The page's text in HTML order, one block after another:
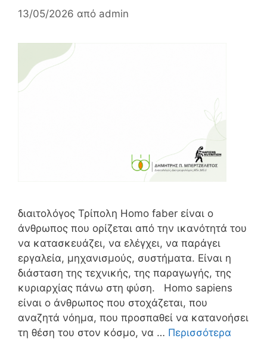
13/05/2026 από admin
διαιτολόγος Τρίπολη Homo faber είναι ο
άνθρωπος που ορίζεται από την ικανότητά του
να κατασκευάζει, να ελέγχει, να παράγει
εργαλεία, μηχανισμούς, συστήματα. Είναι η
διάσταση της τεχνικής, της παραγωγής, της
κυριαρχίας πάνω στη φύση. Homo sapiens
είναι ο άνθρωπος που στοχάζεται, που
αναζητά νόημα, που προσπαθεί να κατανοήσει
τη θέση του στον κόσμο, να … Περισσότερα